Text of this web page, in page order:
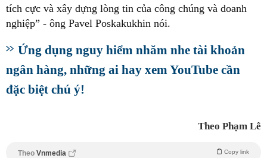
tích cực và xây dựng lòng tin của công chúng và doanh
nghiệp” - ông Pavel Poskakukhin nói.
Ứng dụng nguy hiểm nhăm nhe tài khoản
ngân hàng, những ai hay xem YouTube cần
đặc biệt chú ý!
Theo Phạm Lê
Theo Vnmedia Copy link